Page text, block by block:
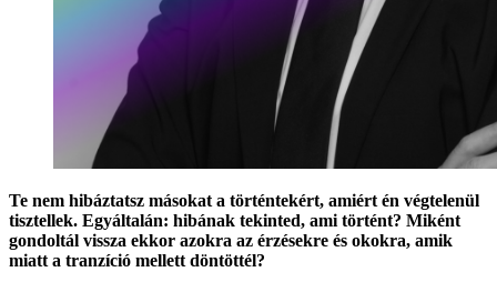
Te nem hibáztatsz másokat a történtekért, amiért én végtelenül
tisztellek. Egyáltalán: hibának tekinted, ami történt? Miként
gondoltál vissza ekkor azokra az érzésekre és okokra, amik
miatt a tranzíció mellett döntöttél?